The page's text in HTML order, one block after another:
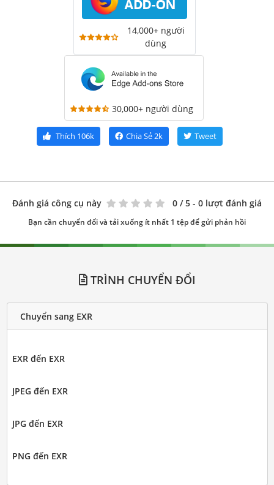
14,000+ người
dùng
30,000+ người dùng
Thích 106k Chia Sẻ2k Tweet
Đánh giá công cụ này 0 / 5 - 0 lượt đánh giá
Bạn cần chuyển đổi và tải xuống ít nhất 1 tệp để gửi phản hồi
TRÌNH CHUYỂN ĐỔI
Chuyển sang EXR
EXR đến EXR
JPEG đến EXR
JPG đến EXR
PNG đến EXR